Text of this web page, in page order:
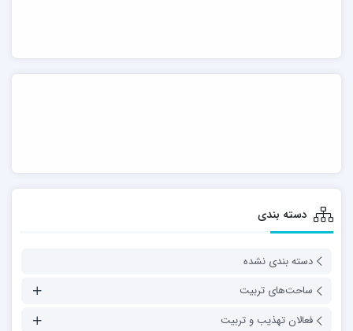
دسته بندی
دسته بندی نشده
ساحت‌های تربیت
فعالان تهذیب و تربیت